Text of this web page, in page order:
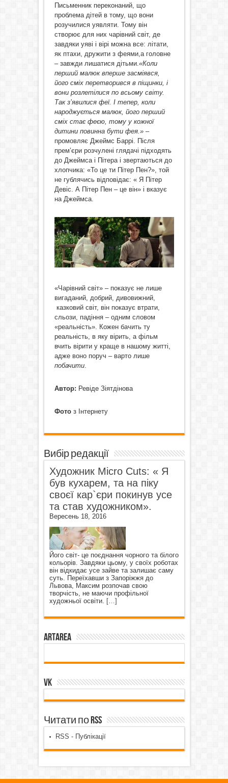
Письменник переконаний, що
проблема дітей в тому, що вони
розучилися уявляти. Тому він
створює для них чарівний світ, де
завдяки уяві і вірі можна все: літати,
як птахи, дружити з феями,а головне
– завжди лишатися дітьми. «Коли
перший малюк вперше засміявся,
його сміх перетворився в піщинки, і
вони розлетілися по всьому світу.
Так з’явилися феї. І тепер, коли
народжується малюк, його перший
сміх стає феєю, тому у кожної
дитини повинна бути фея.» –
промовляє Джеймс Баррі. Після
прем’єри розчулені глядачі підходять
до Джеймса і Пітера і звертаються до
хлопчика: «То це ти Пітер Пен?», той
не гублячись відповідає: « Я Пітер
Девіс. А Пітер Пен – це він» і вказує
на Джеймса.
«Чарівний світ» – показує не лише
вигаданий, добрий, дивовижний,
казковий світ, він показує втрати,
сльози, падіння – одним словом
«реальність». Кожен бачить ту
реальність, в яку вірить, а фільм
вчить вірити у краще в нашому житті,
адже воно поруч – варто лише
побачити.
Автор: Ревіде Зіятдінова
Фотоз Інтернету
Вибір редакції
Художник Micro Cuts: « Я
був кухарем, та на піку
своєї кар`єри покинув усе
та став художником».
Вересень 18, 2016
Його світ- це поєднання чорного та білого
кольорів. Завдяки цьому, у своїх роботах
він відкидає усе зайве та залишає саму
суть. Переїхавши з Запоріжжя до
Львова, Максим розпочав свою
творчість, не маючи профільної
художньої освіти.
[…]
ArtArea
VK
Читати по RSS
RSS - Публікації